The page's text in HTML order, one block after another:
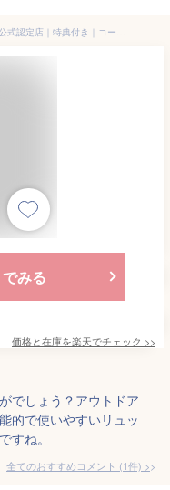
【5H限定豪華プレゼント｜1/11 19時〜】公式認定店｜特典付き｜コールマン リュック ビジネスリュック メンズ アウトドアブランド 通勤 大容量 出張 A4 B4 26L Coleman outbiz-tr lbpr
みる
価格と在庫を楽天でチェック >>
でしょう？アウトドア
的で使いやすいリュッ
すね。
全てのおすすめコメント (1件) >